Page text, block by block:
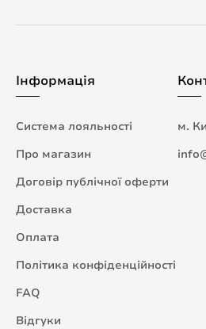
Інформація
Система лояльності
Про магазин
Договір публічної оферти
Доставка
Оплата
Політика конфіденційності
FAQ
Відгуки
м.